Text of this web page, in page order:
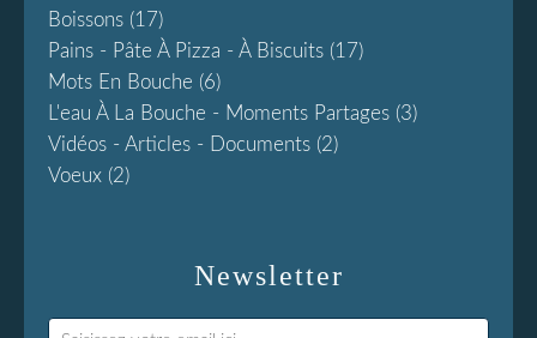
Newsletter
Boissons (17)
Pains - Pâte À Pizza - À Biscuits (17)
Mots En Bouche (6)
L'eau À La Bouche - Moments Partages (3)
Vidéos - Articles - Documents (2)
Voeux (2)